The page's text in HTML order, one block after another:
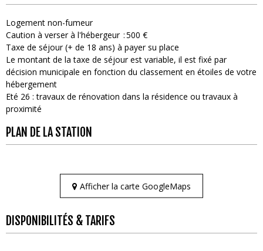
Logement non-fumeur
Caution à verser à l'hébergeur 500 €
Taxe de séjour (+ de 18 ans) à payer su place
Le montant de la taxe de séjour est variable, il est fixé par
décision municipale en fonction du classement en étoiles de votre
hébergement
Eté 26 : travaux de rénovation dans la résidence ou travaux à
proximité
PLAN DE LA STATION
Afficher la carte GoogleMaps
DISPONIBILITÉS & TARIFS